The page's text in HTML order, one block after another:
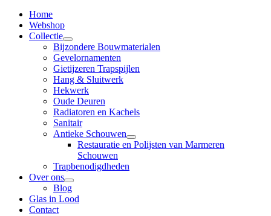
Home
Webshop
Collectie
Bijzondere Bouwmaterialen
Gevelornamenten
Gietijzeren Trapspijlen
Hang & Sluitwerk
Hekwerk
Oude Deuren
Radiatoren en Kachels
Sanitair
Antieke Schouwen
Restauratie en Polijsten van Marmeren
Schouwen
Trapbenodigdheden
Over ons
Blog
Glas in Lood
Contact